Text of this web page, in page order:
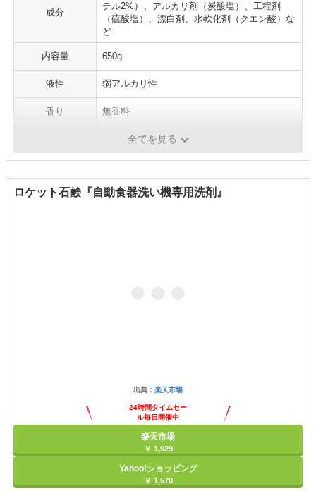
成分
テル2%）、アルカリ剤（炭酸塩）、工程剤
（硫酸塩）、漂白剤、水軟化剤（クエン酸）な
ど
内容量 650g
液性 弱アルカリ性
香り 無香料
袋タイプ全てを見る
ロケット石鹸『自動食器洗い機専用洗剤』
出典： 楽天市場
24時間タイムセー
ル毎日開催中
楽天市場
￥ 1,929
Yahoo!ショッピング
￥ 1,570